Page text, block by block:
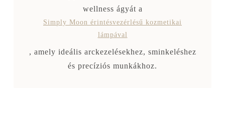
wellness ágyát a
Simply Moon érintésvezérlésű kozmetikai
lámpával
, amely ideális arckezelésekhez, sminkeléshez
és precíziós munkákhoz.